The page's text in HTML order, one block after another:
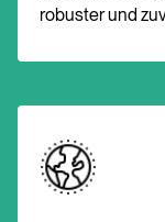
robuster und